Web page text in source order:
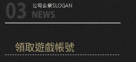
領取遊戲帳號